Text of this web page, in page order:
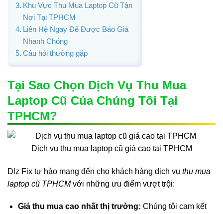
Khu Vực Thu Mua Laptop Cũ Tận
Nơi Tại TPHCM
Liên Hệ Ngay Để Được Báo Giá
Nhanh Chóng
Câu hỏi thường gặp
Tại Sao Chọn Dịch Vụ Thu Mua
Laptop Cũ Của Chúng Tôi Tại
TPHCM?
Dịch vụ thu mua laptop cũ giá cao tại TPHCM
Dlz Fix tự hào mang đến cho khách hàng dịch vụ thu mua
laptop cũ TPHCMvới những ưu điểm vượt trội:
Giá thu mua cao nhất thị trường: Chúng tôi cam kết